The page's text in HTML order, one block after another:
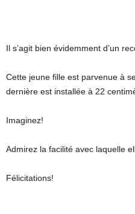
Il s’agit bien évidemment d’un
Cette jeune fille est parvenue à
dernière est installée à 22
Imaginez!
Admirez la facilité avec laquelle
Félicitations!